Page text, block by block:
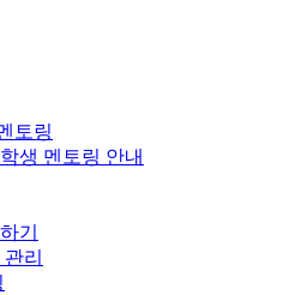
토링
생 멘토링 안내
기
리